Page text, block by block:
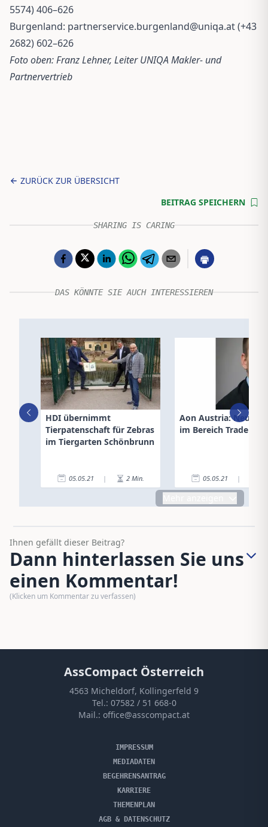
5574) 406–626
Burgenland: partnerservice.burgenland@uniqa.at(+43
2682) 602–626
Foto oben: Franz Lehner, Leiter UNIQA Makler- und
Partnervertrieb
ZURÜCK ZUR ÜBERSICHT
BEITRAG SPEICHERN
SHARING IS CARING
DAS KÖNNTE SIE AUCH INTERESSIEREN
HDI übernimmt
Tierpatenschaft für Zebras
im Tiergarten Schönbrunn
05.05.21 | 2 Min.
Aon Austria: Neue
im Bereich Trade
05.05.21 |
Ihnen gefällt dieser Beitrag?
Dann hinterlassen Sie uns
einen Kommentar!
(Klicken um Kommentar zu verfassen)
AssCompact Österreich
4563 Micheldorf, Kollingerfeld 9
Tel.: 07582 / 51 668-0
Mail.: office@asscompact.at
IMPRESSUM
MEDIADATEN
BEGEHRENSANTRAG
KARRIERE
THEMENPLAN
AGB & DATENSCHUTZ